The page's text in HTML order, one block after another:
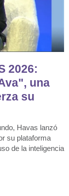
2026:
una
su
Havas lanzó
su plataforma
de la inteligencia